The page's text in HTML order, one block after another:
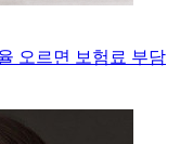
오르면 보험료 부담